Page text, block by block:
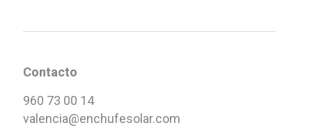
Contacto
960 73 00 14
valencia@enchufesolar.com